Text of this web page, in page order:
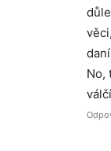
No,